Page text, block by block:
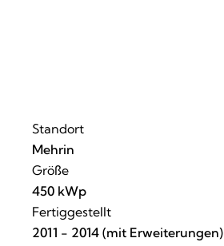
Standort
Mehrin
Größe
450 kWp
Fertiggestellt
2011 - 2014 (mit Erweiterungen)